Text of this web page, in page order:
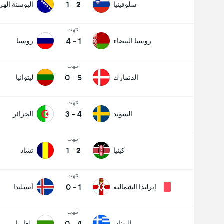
سلوفينيا 2
-
1 البوسنة
روسيا البيضاء
انتهت
1
-
4 روسيا
الدنمارك
انتهت
5
-
0 ليتوانيا
السويد
انتهت
4
-
3 الجزائر
كينيا
انتهت
2
-
1 تشاد
إيرلندا الشمالية
انتهت
1
-
0 أيسلندا
انتهت